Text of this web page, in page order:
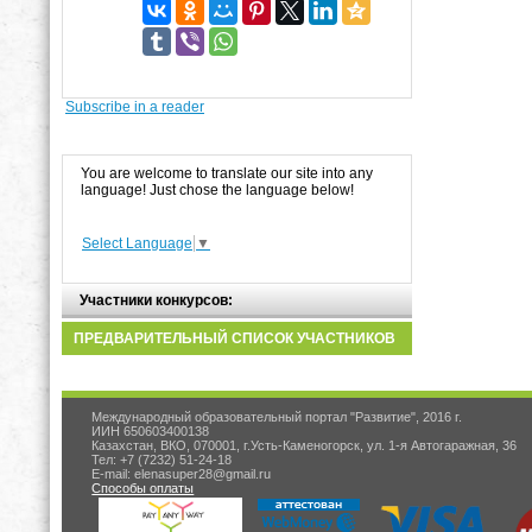
Subscribe in a reader
You are welcome to translate our site into any
language! Just chose the language below!
Select Language ▼
Участники конкурсов:
ПРЕДВАРИТЕЛЬНЫЙ СПИСОК УЧАСТНИКОВ
Международный образовательный портал "Развитие", 2016 г.
ИИН 650603400138
Казахстан, ВКО, 070001, г.Усть-Каменогорск, ул. 1-я Автогаражная, 36
Тел: +7 (7232) 51-24-18
E-mail: elenasuper28@gmail.ru
Способы оплаты